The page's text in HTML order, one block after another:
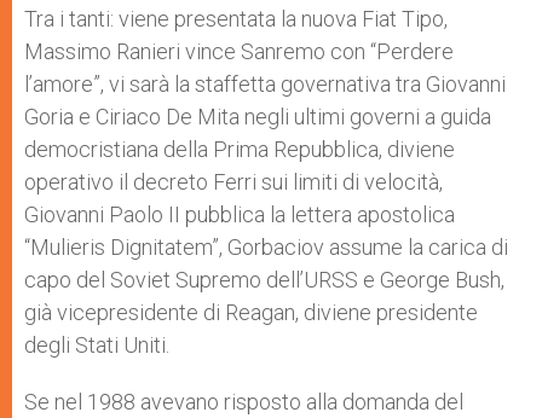
Tra i tanti: viene presentata la nuova Fiat Tipo,
Massimo Ranieri vince Sanremo con “Perdere
l’amore”, vi sarà la staffetta governativa tra Giovanni
Goria e Ciriaco De Mita negli ultimi governi a guida
democristiana della Prima Repubblica, diviene
operativo il decreto Ferri sui limiti di velocità,
Giovanni Paolo II pubblica la lettera apostolica
“Mulieris Dignitatem”, Gorbaciov assume la carica di
capo del Soviet Supremo dell’URSS e George Bush,
già vicepresidente di Reagan, diviene presidente
degli Stati Uniti.
Se nel 1988 avevano risposto alla domanda del